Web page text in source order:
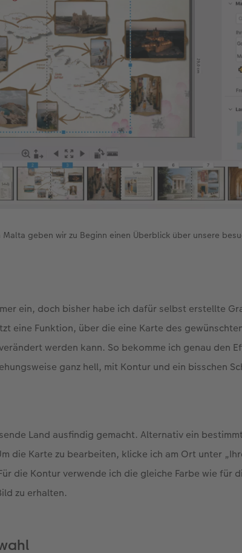
geben wir zu Beginn einen Überblick über unsere
ein, doch bisher habe ich dafür selbst erstellte
eine Funktion, über die eine Karte des
werden kann. So bekomme ich genau den
ganz hell, mit Kontur und ein bisschen
Land ausfindig gemacht. Alternativ ein
die Karte zu bearbeiten, klicke ich am Ort unter
die Kontur verwende ich die gleiche Farbe wie für
zu erhalten.